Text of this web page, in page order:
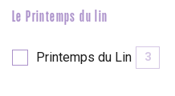
Le Printemps du lin
Printemps du Lin 3